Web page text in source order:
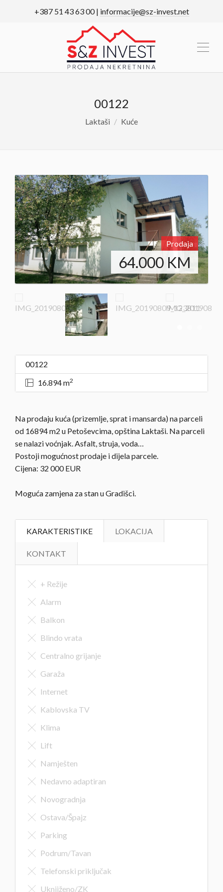
+387 51 43 63 00 | informacije@sz-invest.net
00122
Laktaši Kuće
Prodaja
64.000 KM
00122
16.894 m2
Na prodaju kuća (prizemlje, sprat i mansarda) na parceli
od 16894 m2 u Petoševcima, opština Laktaši. Na parceli
se nalazi voćnjak. Asfalt, struja, voda…
Postoji mogućnost prodaje i dijela parcele.
Cijena: 32 000 EUR
Moguća zamjena za stan u Gradišci.
KARAKTERISTIKE LOKACIJA
KONTAKT
+ Režije
Alarm
Balkon
Blindo vrata
Centralno grijanje
Garaža
Internet
Kablovska TV
Klima
Lift
Namješten
Nedavno adaptiran
Novogradnja
Ostava/Špajz
Parking
Podrum/Tavan
Telefonski priključak
Uknjiženo/ZK